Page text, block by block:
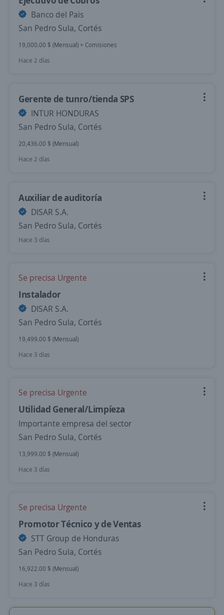
Banco del Pais
San Pedro Sula, Cortés
19,000.00 $ (Mensual) + Comisiones
Hace 2 días
Gerente de tunro/tienda SPS
INTUR HONDURAS
San Pedro Sula, Cortés
20,436.00 $ (Mensual)
Hace 2 días
Auxiliar de auditoría
DISAR S.A.
San Pedro Sula, Cortés
Hace 3 días
Se precisa Urgente
Instalador
DISAR S.A.
San Pedro Sula, Cortés
19,499.00 $ (Mensual)
Hace 3 días
Se precisa Urgente
Utilidad General/Limpíeza
Importante empresa del sector
San Pedro Sula, Cortés
13,999.00 $ (Mensual)
Hace 3 días
Se precisa Urgente
Promotor Técnico y de Ventas
STT Group de Honduras
San Pedro Sula, Cortés
16,922.00 $ (Mensual)
Hace 3 días